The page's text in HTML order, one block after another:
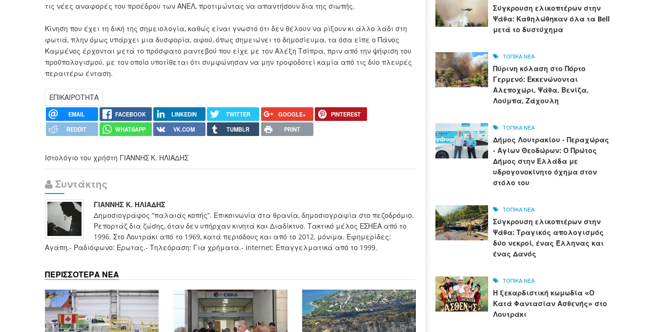
τις νέες αναφορές του προέδρου των ΑΝΕΛ, προτιμώντας να απαντήσουν δια της σιωπής.
Κίνηση που έχει τη δική της σημειολογία, καθώς είναι γνωστό ότι δεν θέλουν να ρίξουν κι άλλο λάδι στη
φωτιά, πλην όμως υπάρχει μια δυσφορία, αφού, όπως σημειώνει το δημοσίευμα, τα όσα είπε ο Πάνος
Καμμένος έρχονται μετά το πρόσφατο ραντεβού που είχε με τον Αλέξη Τσίπρα, πριν από την ψήφιση του
προϋπολογισμού, με τον οποίο υποτίθεται ότι συμφώνησαν να μην τροφοδοτεί καμία από τις δύο πλευρές
περαιτέρω ένταση.
ΕΠΙΚΑΙΡΟΤΗΤΑ
EMAIL FACEBOOK LINKEDIN TWITTER GOOGLE+
PINTEREST
REDDIT
WHATSAPP VK.COM TUMBLR PRINT
Ιστολόγιο του χρήστη ΓΙΑΝΝΗΣ Κ. ΗΛΙΑΔΗΣ
Συντάκτης
ΓΙΑΝΝΗΣ Κ. ΗΛΙΑΔΗΣ
Δημοσιογράφος “παλαιάς κοπής”. Επικοινωνία στα θρανία, δημοσιογραφία στο πεζοδρόμιο.
Ρεπορτάζ δια ζώσης, όταν δεν υπήρχαν κινητά και Διαδίκτυο. Τακτικό μέλος ΕΣΗΕΑ από το
1996. Στο Λουτράκι από το 1969, κατά περιόδους και από το 2012, μόνιμα. Εφημερίδες:
Αγάπη.- Ραδιόφωνο: Ερωτας.- Τηλεόραση: Για χρήματα.- Internet: Επαγγελματικά από το 1999.
ΠΕΡΙΣΣΟΤΕΡΑ ΝΕΑ
Σύγκρουση ελικοπτέρων στην
Ψάθα: Καθηλώθηκαν όλα τα Bell
μετά το δυστύχημα
ΤΟΠΙΚΑ ΝΕΑ
Πύρινη κόλαση στο Πόρτο
Γερμενό: Εκκενώνονται
Αλεποχώρι, Ψάθα, Βενίζα,
Λούμπα, Ζάχουλη
ΤΟΠΙΚΑ ΝΕΑ
Δήμος Λουτρακίου - Περαχώρας
- Αγίων Θεοδώρων: Ο Πρώτος
Δήμος στην Ελλάδα με
υδρογονοκίνητο όχημα στον
στόλο του
ΤΟΠΙΚΑ ΝΕΑ
Σύγκρουση ελικοπτέρων στην
Ψάθα: Τραγικός απολογισμός
δύο νεκροί, ένας Έλληνας και
ένας Δανός
ΤΟΠΙΚΑ ΝΕΑ
Η ξεκαρδιστική κωμωδία «Ο
Κατά Φαντασίαν Ασθενής» στο
Λουτράκι